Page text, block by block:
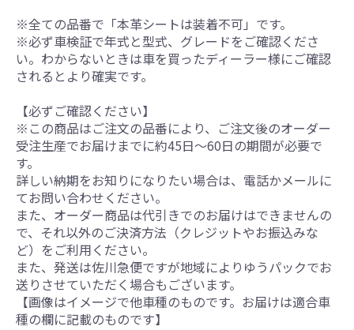
※全ての品番で「本革シートは装着不可」です。
※必ず車検証で年式と型式、グレードをご確認くださ
い。わからないときは車を買ったディーラー様にご確認
されるとより確実です。
【必ずご確認ください】
※この商品はご注文の品番により、ご注文後のオーダー
受注生産でお届けまでに約45日～60日の期間が必要で
す。
詳しい納期をお知りになりたい場合は、電話かメールに
てお問い合わせください。
また、オーダー商品は代引きでのお届けはできませんの
で、それ以外のご決済方法（クレジットやお振込みな
ど）をご利用ください。
また、発送は佐川急便ですが地域によりゆうパックでお
送りさせていただく場合もございます。
【画像はイメージで他車種のものです。お届けは適合車
種の欄に記載のものです】